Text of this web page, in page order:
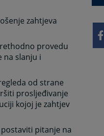
zahtjeva
provedu
na slanju i
od strane
prosljeđivanje
kojoj je zahtjev
pitanje na